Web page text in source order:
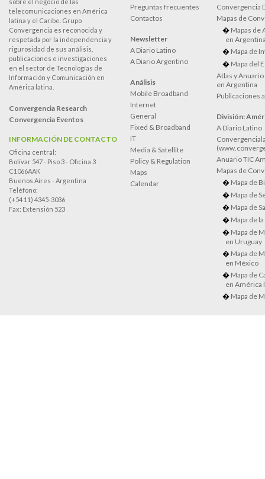
telecomunicaciones en América
latina y el Caribe. Grupo
Convergencia es reconocida y
respetada por la independencia y
rigurosidad de sus análisis,
publicaciones e investigaciones
en el sector de Tecnologías de
Información y Comunicación en
América latina.
Convergencia Research
Convergencia Eventos
INFORMACIÓN DE CONTACTO
Oficina central:
Bolívar 547 - Piso 3 - Oficina 3
C1066AAK
Buenos Aires - Argentina
Teléfono:
(+54 11) 4345-3036
Fax: Extensión 523
Preguntas frecuentes
Contactos
Newsletter
A Diario Latino
A Diario Argentino
Análisis
Mobile Broadband
Internet
General
Fixed & Broadband
IT
Media & Satellite
Policy & Regulation
Maps
Calendar
Convergencia
Mapas de
Mapas de
en
Mapa de
Mapa del
Atlas y
en Argentina
Publicaciones
División:
A Diario Latino
Anuario TIC
Mapas de
Mapa de
Mapa de
Mapa de
Mapa de
Mapa de
en Uruguay
Mapa de
en México
Mapa de
en América
Mapa de